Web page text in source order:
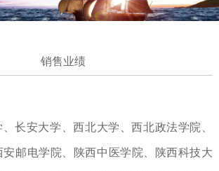
销售业绩
长安大学、西北大学、西北政法学院、
邮电学院、陕西中医学院、陕西科技大